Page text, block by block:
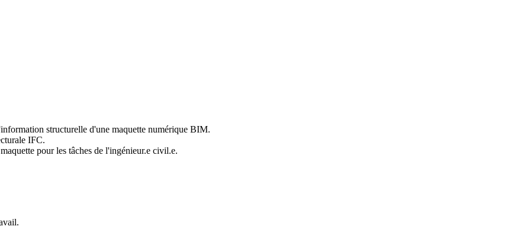
structurelle d'une maquette numérique BIM.
IFC.
pour les tâches de l'ingénieur.e civil.e.